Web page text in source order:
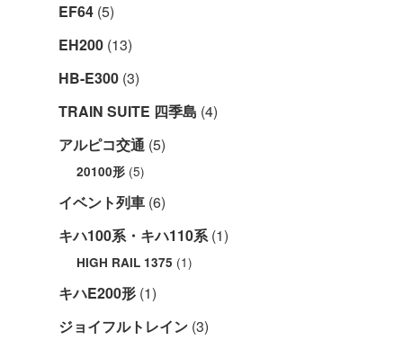
EF64 (5)
EH200 (13)
HB-E300 (3)
TRAIN SUITE 四季島 (4)
アルピコ交通 (5)
20100形 (5)
イベント列車 (6)
キハ100系・キハ110系(1)
HIGH RAIL 1375 (1)
キハE200形 (1)
ジョイフルトレイン (3)